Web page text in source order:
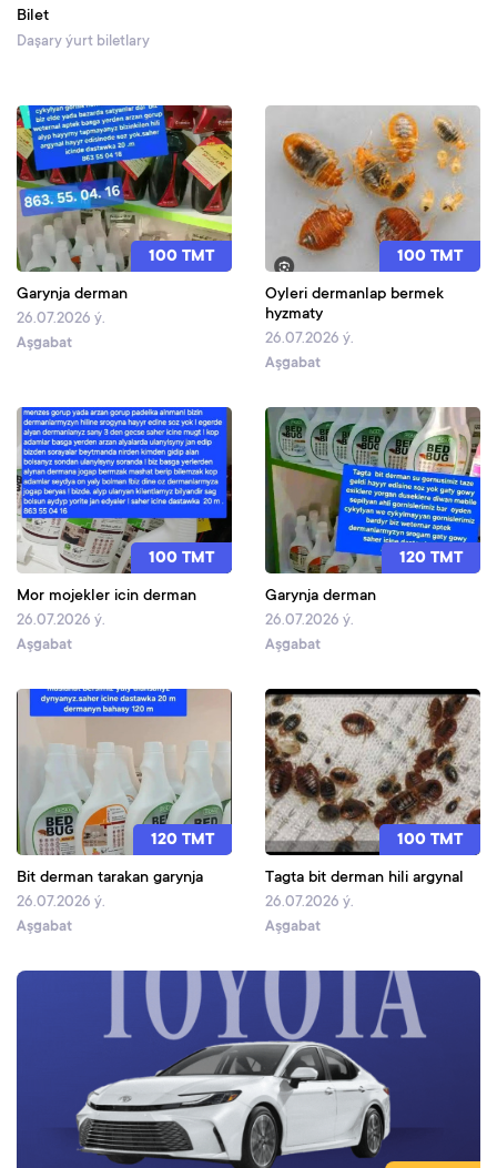
Bilet
Daşary ýurt biletlary
100 TMT
Garynja derman
26.07.2026 ý.
Aşgabat
100 TMT
Oyleri dermanlap bermek
hyzmaty
26.07.2026 ý.
Aşgabat
100 TMT
Mor mojekler icin derman
26.07.2026 ý.
Aşgabat
120 TMT
Garynja derman
26.07.2026 ý.
Aşgabat
120 TMT
Bit derman tarakan garynja
26.07.2026 ý.
Aşgabat
100 TMT
Tagta bit derman hili argynal
26.07.2026 ý.
Aşgabat